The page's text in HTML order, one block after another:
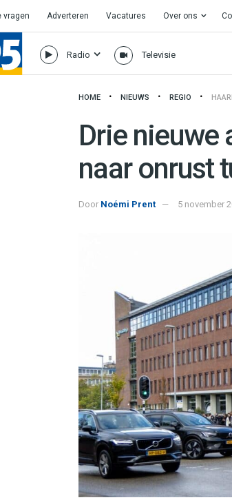
vragen Adverteren Vacatures Over ons
Radio Televisie
HOME NIEUWS REGIO
Drie nieuwe
naar onrust
Door Noémi Prent 5 november